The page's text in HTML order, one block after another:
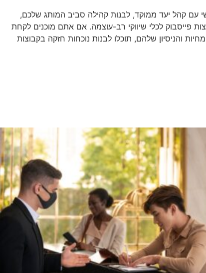
עם קהל יעד ממוקד, לבנות קהילה סביב המותג שלכם,
פייסבוק לכלי שיווקי רב-עוצמה. אם אתם מוכנים לקחת
והניסיון שלהם, תוכלו לבנות נוכחות חזקה בקבוצות